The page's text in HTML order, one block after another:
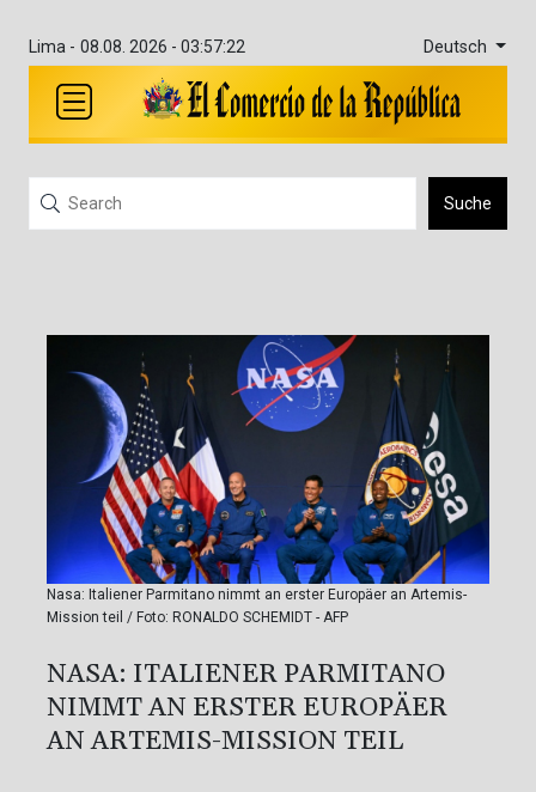
Lima - 08.08. 2026 - 03:57:22 Deutsch
Suche
Nasa: Italiener Parmitano nimmt an erster Europäer an Artemis-
Mission teil / Foto: RONALDO SCHEMIDT - AFP
NASA: ITALIENER PARMITANO
NIMMT AN ERSTER EUROPÄER
AN ARTEMIS-MISSION TEIL